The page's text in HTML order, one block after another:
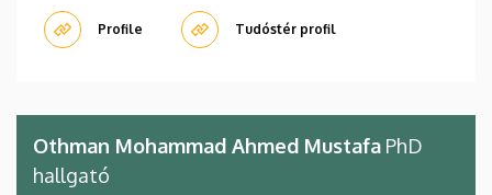
Profile Tudóstér profil
Othman Mohammad Ahmed Mustafa PhD
hallgató